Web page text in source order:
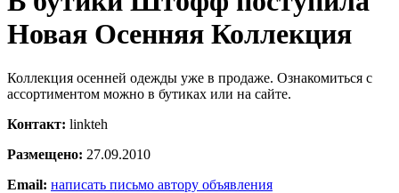
Новая Осенняя Коллекция
Коллекция осенней одежды уже в продаже. Ознакомиться с
ассортиментом можно в бутиках или на сайте.
Контакт: linkteh
Размещено: 27.09.2010
Email: написать письмо автору объявления